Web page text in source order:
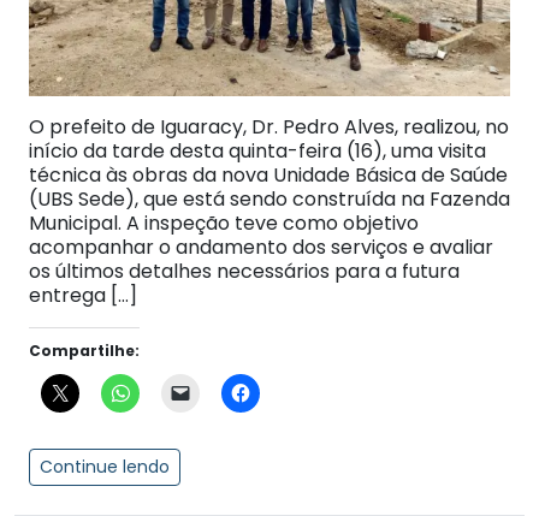
O prefeito de Iguaracy, Dr. Pedro Alves, realizou, no
início da tarde desta quinta-feira (16), uma visita
técnica às obras da nova Unidade Básica de Saúde
(UBS Sede), que está sendo construída na Fazenda
Municipal. A inspeção teve como objetivo
acompanhar o andamento dos serviços e avaliar
os últimos detalhes necessários para a futura
entrega […]
Compartilhe:
Continue lendo